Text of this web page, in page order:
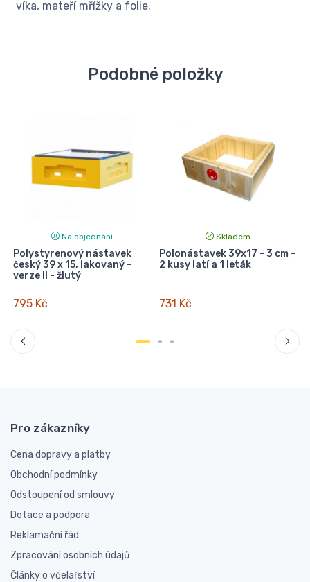
víka, mateří mřížky a folie.
Podobné položky
Na objednání
Polystyrenový nástavek
český 39 x 15, lakovaný -
verze II - žlutý
795 Kč
Skladem
Polonástavek 39x17 - 3 cm -
2 kusy latí a 1 leták
731 Kč
Pro zákazníky
Cena dopravy a platby
Obchodní podmínky
Odstoupení od smlouvy
Dotace a podpora
Reklamační řád
Zpracování osobních údajů
Články o včelařství